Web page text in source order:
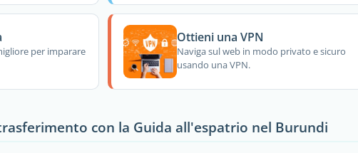
per imparare
Ottieni una VPN
Naviga sul web in modo privato e sicuro
usando una VPN.
con la Guida all'espatrio nel Burundi